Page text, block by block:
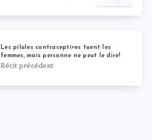
Les pilules contraceptives tuent les
femmes, mais personne ne peut le dire!
Récit précédent